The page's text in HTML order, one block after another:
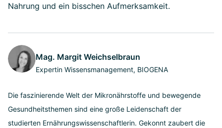
Nahrung und ein bisschen Aufmerksamkeit.
Mag. Margit Weichselbraun
Expertin Wissensmanagement, BIOGENA
Die faszinierende Welt der Mikronährstoffe und bewegende
Gesundheitsthemen sind eine große Leidenschaft der
studierten Ernährungswissenschaftlerin. Gekonnt zaubert die